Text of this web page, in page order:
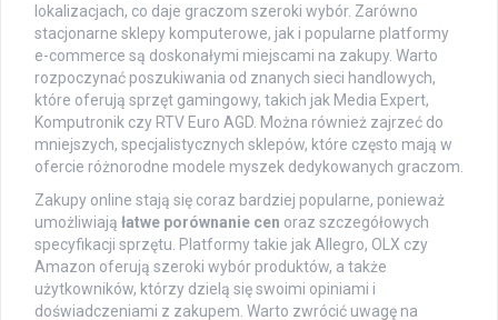
lokalizacjach, co daje graczom szeroki wybór. Zarówno
stacjonarne sklepy komputerowe, jak i popularne platformy
e-commerce są doskonałymi miejscami na zakupy. Warto
rozpoczynać poszukiwania od znanych sieci handlowych,
które oferują sprzęt gamingowy, takich jak Media Expert,
Komputronik czy RTV Euro AGD. Można również zajrzeć do
mniejszych, specjalistycznych sklepów, które często mają w
ofercie różnorodne modele myszek dedykowanych graczom.
Zakupy online stają się coraz bardziej popularne, ponieważ
umożliwiają łatwe porównanie cen oraz szczegółowych
specyfikacji sprzętu. Platformy takie jak Allegro, OLX czy
Amazon oferują szeroki wybór produktów, a także
użytkowników, którzy dzielą się swoimi opiniami i
doświadczeniami z zakupem. Warto zwrócić uwagę na